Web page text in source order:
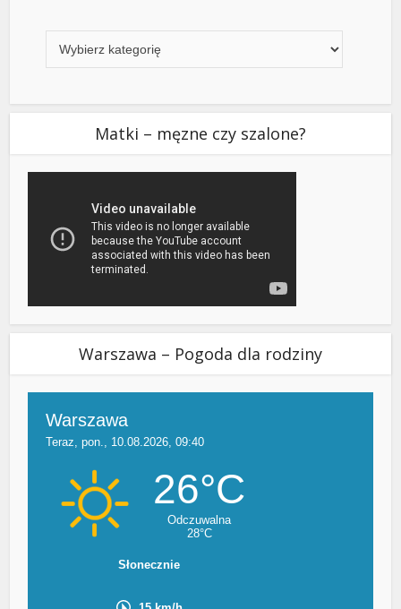
Matki – męzne czy szalone?
Warszawa – Pogoda dla rodziny